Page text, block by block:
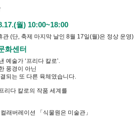
월) 10:00~18:00
(단, 축제 마지막 날인 8월 17일(월)은 정상 운영)
화센터
예술가 ‘프리다 칼로’.
풍경이 아닌
되는 또 다른 육체였습니다.
리다 칼로의 작품 세계를
래버레이션 「식물원은 미술관」